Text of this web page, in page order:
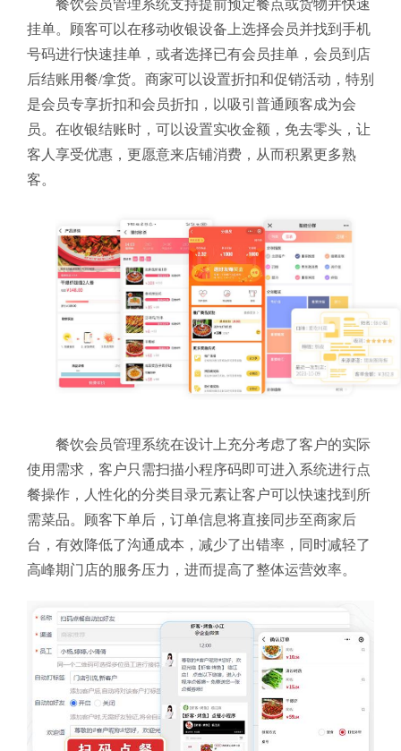
餐饮会员管理系统支持提前预定餐点或货物并快速
挂单。顾客可以在移动收银设备上选择会员并找到手机
号码进行快速挂单，或者选择已有会员挂单，会员到店
后结账用餐/拿货。商家可以设置折扣和促销活动，特别
是会员专享折扣和会员折扣，以吸引普通顾客成为会
员。在收银结账时，可以设置实收金额，免去零头，让
客人享受优惠，更愿意来店铺消费，从而积累更多熟
客。
餐饮会员管理系统在设计上充分考虑了客户的实际
使用需求，客户只需扫描小程序码即可进入系统进行点
餐操作，人性化的分类目录元素让客户可以快速找到所
需菜品。顾客下单后，订单信息将直接同步至商家后
台，有效降低了沟通成本，减少了出错率，同时减轻了
高峰期门店的服务压力，进而提高了整体运营效率。